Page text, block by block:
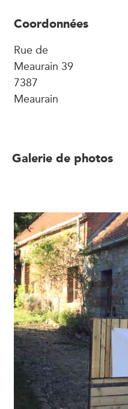
Coordonnées
Rue de
Meaurain 39
7387
Meaurain
Galerie de photos